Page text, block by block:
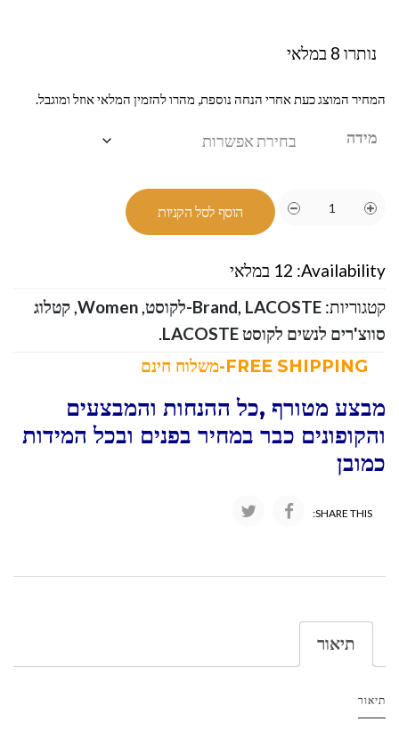
נותרו 8 במלאי
המחיר המוצג כעת אחרי הנחה נוספת, מהרו להזמין המלאי אוזל ומוגבל.
מידה
הוסף לסל הקניות
Availability: 12 במלאי
קטגוריות:
Brand, LACOSTE-לקוסט ,
Women
,קטלוג
סווצ'רים לנשים לקוסט LACOSTE
.
מבצע מטורף ,כל ההנחות והמבצעים
והקופונים כבר במחיר בפנים ובכל המידות
כמובן
SHARE THIS:
תיאור
תיאור